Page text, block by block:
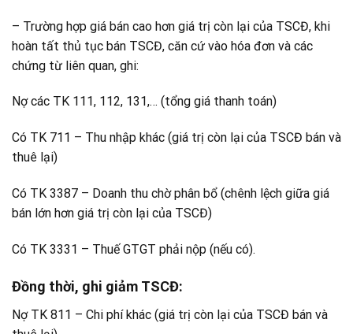
– Trường hợp giá bán cao hơn giá trị còn lại của TSCĐ, khi
hoàn tất thủ tục bán TSCĐ, căn cứ vào hóa đơn và các
chứng từ liên quan, ghi:
Nợ các TK 111, 112, 131,… (tổng giá thanh toán)
Có TK 711 – Thu nhập khác (giá trị còn lại của TSCĐ bán và
thuê lại)
Có TK 3387 – Doanh thu chờ phân bổ (chênh lệch giữa giá
bán lớn hơn giá trị còn lại của TSCĐ)
Có TK 3331 – Thuế GTGT phải nộp (nếu có).
Đồng thời, ghi giảm TSCĐ:
Nợ TK 811 – Chi phí khác (giá trị còn lại của TSCĐ bán và